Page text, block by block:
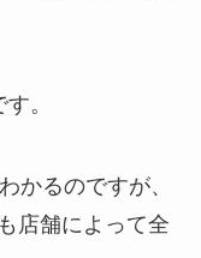
。
かるのですが、
店舗によって全